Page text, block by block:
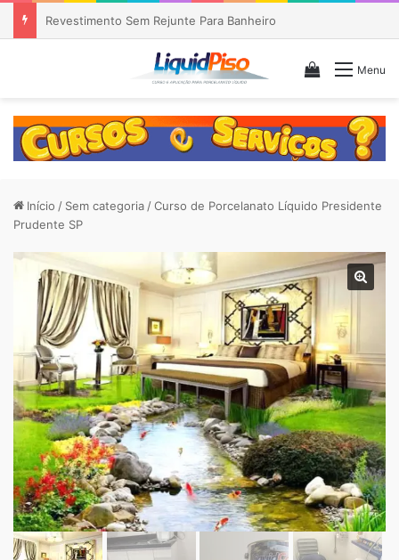
Piso Epóxi em Banheiro Anália Franco SP
Menu
Veja seu
Início / Sem categoria/Curso de Porcelanato Líquido Presidente
Prudente SP